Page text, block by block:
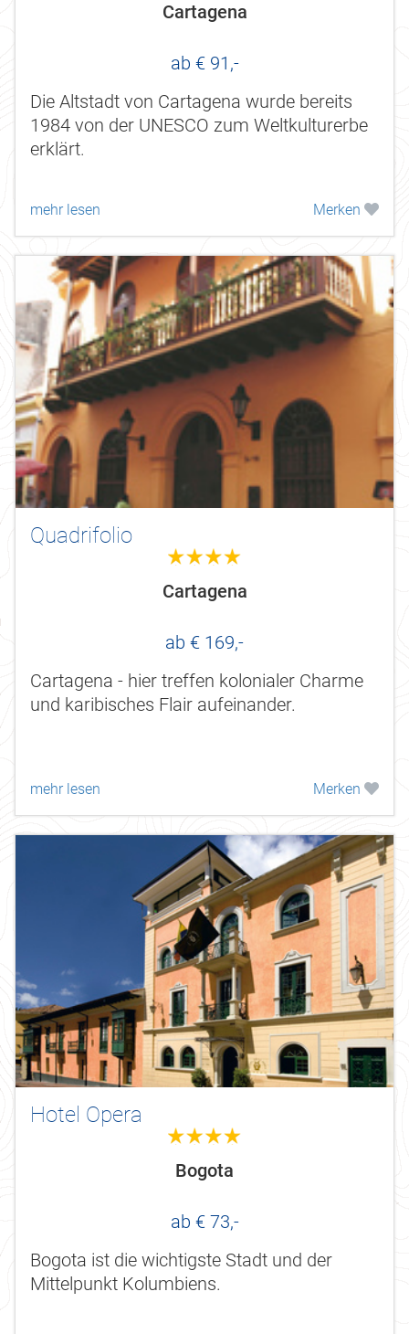
Cartagena
ab € 91,-
Die Altstadt von Cartagena wurde bereits
1984 von der UNESCO zum Weltkulturerbe
erklärt.
mehr lesen Merken
Quadrifolio
4.0
Cartagena
ab € 169,-
Cartagena - hier treffen kolonialer Charme
und karibisches Flair aufeinander.
mehr lesen Merken
Hotel Opera
4.0
Bogota
ab € 73,-
Bogota ist die wichtigste Stadt und der
Mittelpunkt Kolumbiens.